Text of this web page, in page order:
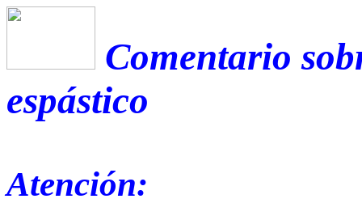
Comentario
espástico
Atención: